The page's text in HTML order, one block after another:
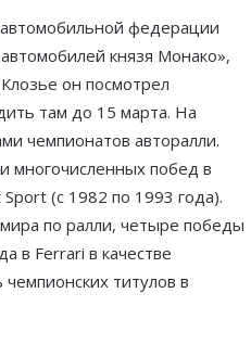
федерации
князя Монако»,
он посмотрел
там до 15 марта. На
чемпионатов авторалли.
многочисленных побед в
(с 1982 по 1993 года).
по ралли, четыре победы
в Ferrari в качестве
титулов в